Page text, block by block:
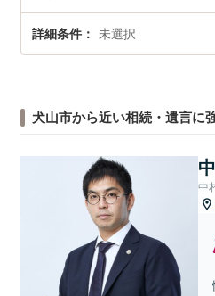
詳細条件 未選択
犬山市から近い相続・遺言に
中